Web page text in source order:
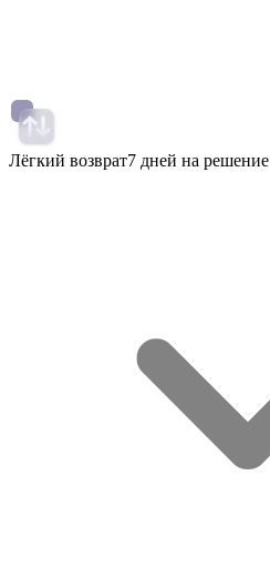
Лёгкий возврат7 дней на решение